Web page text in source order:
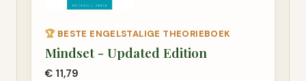
🏆BESTE ENGELSTALIGE THEORIEBOEK
Mindset - Updated Edition
€ 11,79